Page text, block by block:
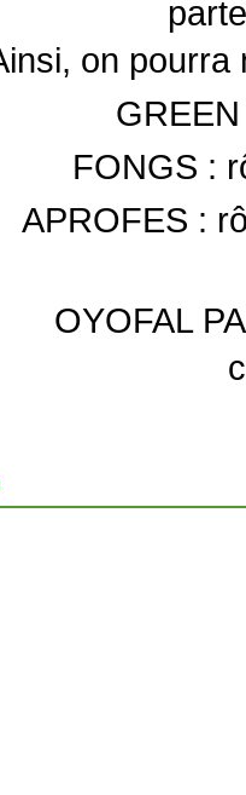
on pourra
FONGS :
APROFES :
OYOFAL